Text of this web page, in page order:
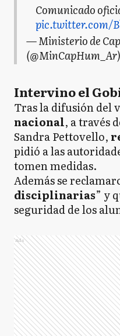
Comunicado
pic.twitter.com/
— Ministerio de
(@MinCapHum_Ar)
Intervino el
Tras la difusión del
nacional, a través
Sandra Pettovello,
pidió a las
tomen medidas.
Además se
disciplinarias” y
seguridad de los
Ads